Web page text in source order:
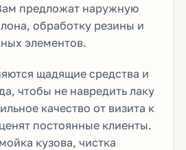
предложат наружную
обработку резины и
элементов.
щадящие средства и
чтобы не навредить лаку
качество от визита к
постоянные клиенты.
кузова, чистка